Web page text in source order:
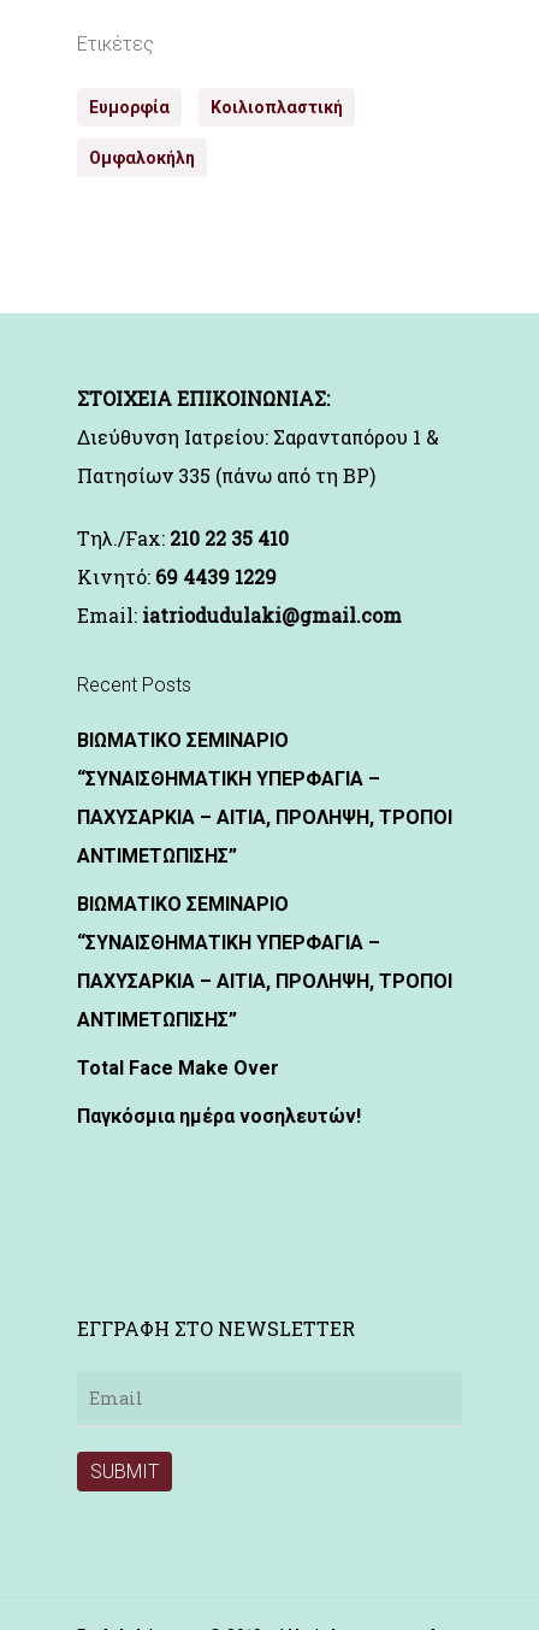
Ετικέτες
Ευμορφία Κοιλιοπλαστική
Ομφαλοκήλη
ΣΤΟΙΧΕΙΑ ΕΠΙΚΟΙΝΩΝΙΑΣ:
Διεύθυνση Ιατρείου: Σαρανταπόρου 1 &
Πατησίων 335 (πάνω από τη BP)
Τηλ./Fax: 210 22 35 410
Kινητό: 69 4439 1229
Email: iatriodudulaki@gmail.com
Recent Posts
ΒΙΩΜΑΤΙΚΟ ΣΕΜΙΝΑΡΙΟ
“ΣΥΝΑΙΣΘΗΜΑΤΙΚΗ ΥΠΕΡΦΑΓΙΑ –
ΠΑΧΥΣΑΡΚΙΑ – ΑΙΤΙΑ, ΠΡΟΛΗΨΗ, ΤΡΟΠΟΙ
ΑΝΤΙΜΕΤΩΠΙΣΗΣ”
ΒΙΩΜΑΤΙΚΟ ΣΕΜΙΝΑΡΙΟ
“ΣΥΝΑΙΣΘΗΜΑΤΙΚΗ ΥΠΕΡΦΑΓΙΑ –
ΠΑΧΥΣΑΡΚΙΑ – ΑΙΤΙΑ, ΠΡΟΛΗΨΗ, ΤΡΟΠΟΙ
ΑΝΤΙΜΕΤΩΠΙΣΗΣ”
Total Face Make Over
Παγκόσμια ημέρα νοσηλευτών!
ΕΓΓΡΑΦΗ ΣΤΟ NEWSLETTER